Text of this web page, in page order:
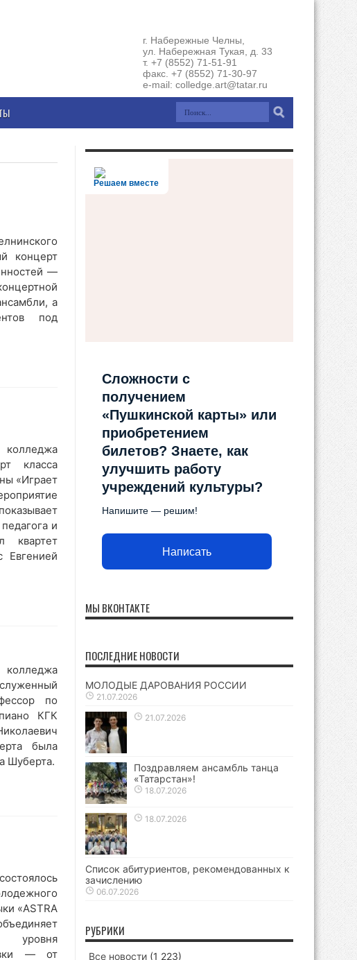
г. Набережные Челны,
ул. Набережная Тукая, д. 33
т. +7 (8552) 71-51-91
факс. +7 (8552) 71-30-97
e-mail: colledge.art@tatar.ru
концерт
—
а
под
класса
«Играет
и
квартет
по
КГК
была
Шуберта.
«ASTRA
уровня
— от
Решаем вместе
Сложности с
получением
«Пушкинской карты» или
приобретением
билетов? Знаете, как
улучшить работу
учреждений культуры?
Напишите — решим!
Написать
МЫ ВКОНТАКТЕ
ПОСЛЕДНИЕ НОВОСТИ
МОЛОДЫЕ ДАРОВАНИЯ РОССИИ
21.07.2026
21.07.2026
Поздравляем ансамбль танца
«Татарстан»!
18.07.2026
18.07.2026
Список абитуриентов, рекомендованных к
зачислению
06.07.2026
РУБРИКИ
Все новости (1 223)